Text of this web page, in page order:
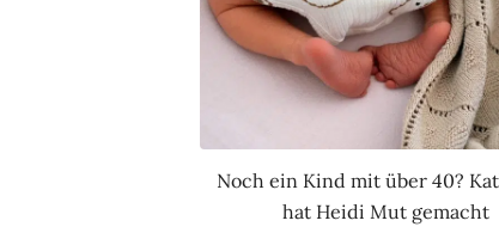
Noch ein Kind mit über 40?
hat Heidi Mut gemacht